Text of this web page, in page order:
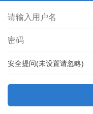
安全提问(未设置请忽略)